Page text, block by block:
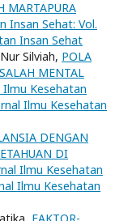
MARTAPURA
Insan Sehat: Vol.
Insan Sehat
Silviah, POLA
MENTAL
Ilmu Kesehatan
Ilmu Kesehatan
DENGAN
DI
Ilmu Kesehatan
Ilmu Kesehatan